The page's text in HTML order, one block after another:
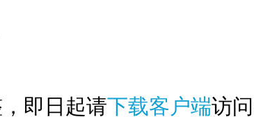
即日起请下载客户端访